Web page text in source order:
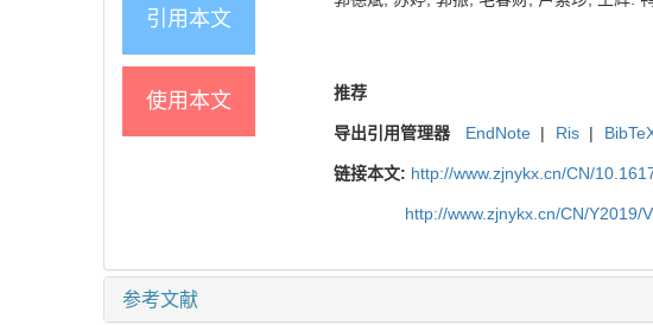
引用本文
使用本文 推荐
导出引用管理器 EndNote | Ris |
链接本文: http://www.zjnykx.cn/CN/
http://www.zjnykx.cn/CN/Y2019/
参考文献